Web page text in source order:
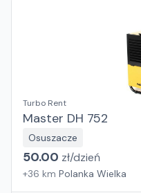
Turbo Rent
Master DH 752
Osuszacze
50.00 zł/dzień
+36 km Polanka Wielka